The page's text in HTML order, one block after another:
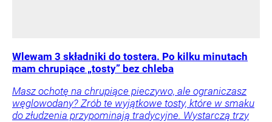
Wlewam 3 składniki do tostera. Po kilku minutach
mam chrupiące „tosty” bez chleba
Masz ochotę na chrupiące pieczywo, ale ograniczasz
węglowodany? Zrób te wyjątkowe tosty, które w smaku
do złudzenia przypominają tradycyjne. Wystarczą trzy